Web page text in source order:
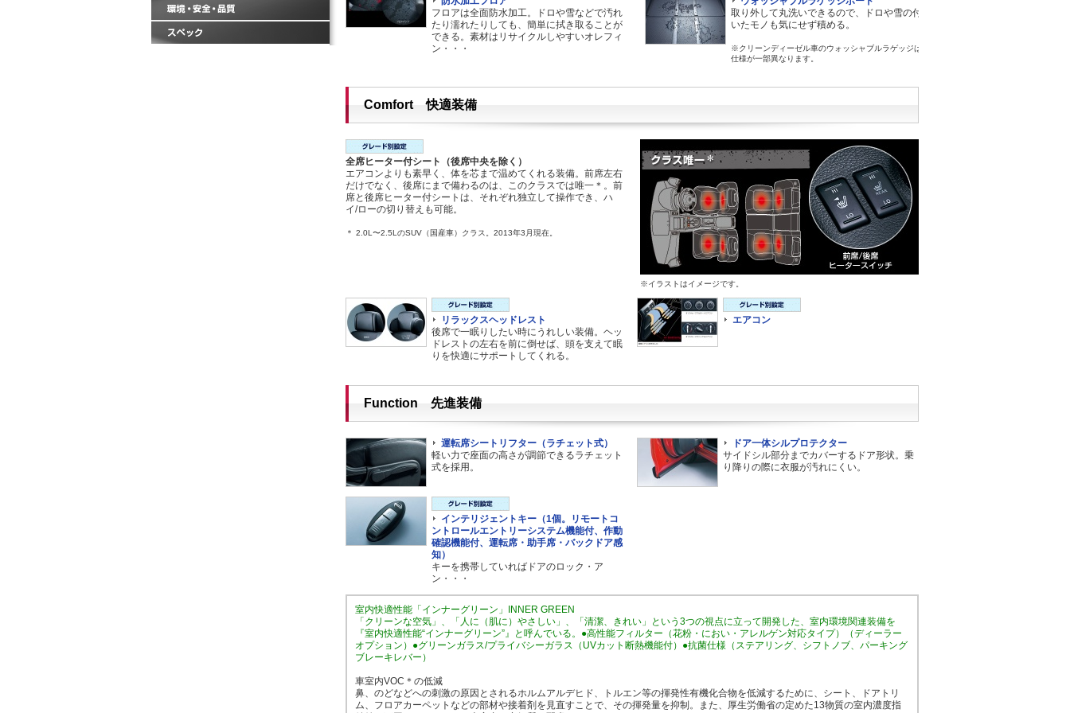
フロアは全面防水加工。ドロや雪などで汚れ
たり濡れたりしても、簡単に拭き取ることが
できる。素材はリサイクルしやすいオレフィ
ン・・・
取り外して丸洗いできるので、ドロや雪の付
いたモノも気にせず積める。
※クリーンディーゼル車のウォッシャブルラゲッジは
仕様が一部異なります。
Comfort 快適装備
全席ヒーター付シート（後席中央を除く）
エアコンよりも素早く、体を芯まで温めてくれる装備。前席左右
だけでなく、後席にまで備わるのは、このクラスでは唯一＊。前
席と後席ヒーター付シートは、それぞれ独立して操作でき、ハ
イ/ローの切り替えも可能。
＊ 2.0L〜2.5LのSUV（国産車）クラス。2013年3月現在。
※イラストはイメージです。
リラックスヘッドレスト
後席で一眠りしたい時にうれしい装備。ヘッ
ドレストの左右を前に倒せば、頭を支えて眠
りを快適にサポートしてくれる。
エアコン
Function 先進装備
運転席シートリフター（ラチェット式）
軽い力で座面の高さが調節できるラチェット
式を採用。
インテリジェントキー（1個。リモートコ
ントロールエントリーシステム機能付、作動
確認機能付、運転席・助手席・バックドア感
知）
キーを携帯していればドアのロック・ア
ン・・・
ドア一体シルプロテクター
サイドシル部分までカバーするドア形状。乗
り降りの際に衣服が汚れにくい。
室内快適性能「インナーグリーン」INNER GREEN
「クリーンな空気」、「人に（肌に）やさしい」、「清潔、きれい」という3つの視点に立って開発した、室内環境関連装備を
『室内快適性能“インナーグリーン”』と呼んでいる。●高性能フィルター（花粉・におい・アレルゲン対応タイプ）（ディーラー
オプション）●グリーンガラス/プライバシーガラス（UVカット断熱機能付）●抗菌仕様（ステアリング、シフトノブ、パーキング
ブレーキレバー）
車室内VOC＊の低減
鼻、のどなどへの刺激の原因とされるホルムアルデヒド、トルエン等の揮発性有機化合物を低減するために、シート、ドアトリ
ム、フロアカーペットなどの部材や接着剤を見直すことで、その揮発量を抑制。また、厚生労働省の定めた13物質の室内濃度指